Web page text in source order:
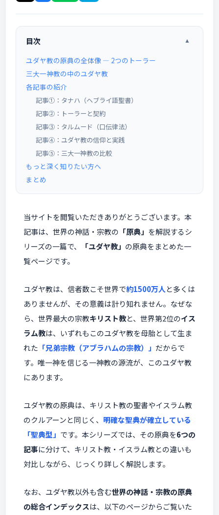
目次 ▲
ユダヤ教の原典の全体像 ― 2つのトーラー
三大一神教の中のユダヤ教
各記事の紹介
記事①：タナハ（ヘブライ語聖書）
記事②：トーラーと契約
記事③：タルムード（口伝律法）
記事④：ユダヤ教の信仰と実践
記事⑤：三大一神教の比較
もっと深く知りたい方へ
まとめ
当サイトを閲覧いただきありがとうございます。本
記事は、世界の神話・宗教の 「原典」 を解説するシ
リーズの一篇で、
「ユダヤ教」 の原典をまとめた一
覧ページです。
ユダヤ教は、信者数こそ世界で約1500万人 と多くは
ありませんが、その意義は計り知れません。なぜな
ら、世界最大の宗教キリスト教と、世界第2位のイス
ラム教は、いずれもこのユダヤ教を母胎として生ま
れた 「兄弟宗教（アブラハムの宗教）」 だからで
す。唯一神を信じる一神教の源流が、このユダヤ教
にあります。
ユダヤ教の原典は、キリスト教の聖書やイスラム教
のクルアーンと同じく、 明確な聖典が確立している
「聖典型」 です。本シリーズでは、その原典を6つの
記事に分けて、キリスト教・イスラム教との違いも
対比しながら、じっくり詳しく解説します。
なお、ユダヤ教以外も含む世界の神話・宗教の原典
の総合インデックスは、以下のページからご覧いた